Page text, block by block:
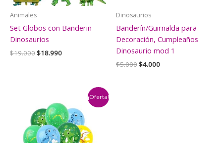
Animales
Set Globos con Banderin
Dinosaurios
$19.000El
$18.990El
Dinosaurios
Banderín/Guirnalda para
Decoración, Cumpleaños
Dinosaurio mod 1
$5.000El
$4.000El
¡Oferta!